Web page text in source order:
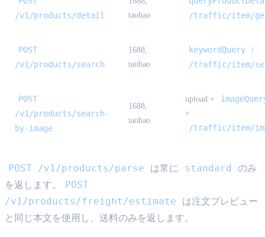
/v1/products/detail
taobao
/traffic/item/
POST
/v1/products/search
1688,
taobao
keywordQuery /
/traffic/item/
POST
/v1/products/search-
by-image
1688,
taobao
upload +
+
/traffic/item/
POST /v1/products/parse は常に standard
のみ
を返します。
POST
/v1/products/freight/estimate
は注文プレビュー
と同じ本文を使用し、送料のみを返します。